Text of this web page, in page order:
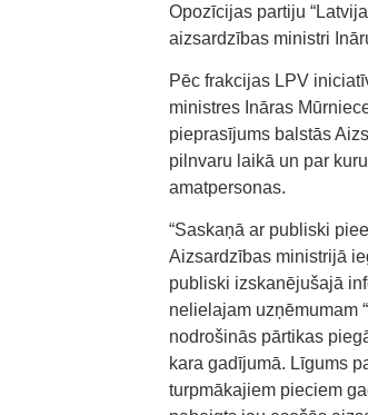
Opozīcijas partiju
aizsardzības ministri
Pēc frakcijas LPV
ministres Ināras
pieprasījums balstās
pilnvaru laikā un par
amatpersonas.
“Saskaņā ar publiski
Aizsardzības ministrijā
publiski izskanējušajā
nelielajam uzņēmumam
nodrošinās pārtikas
kara gadījumā. Līgums
turpmākajiem pieciem